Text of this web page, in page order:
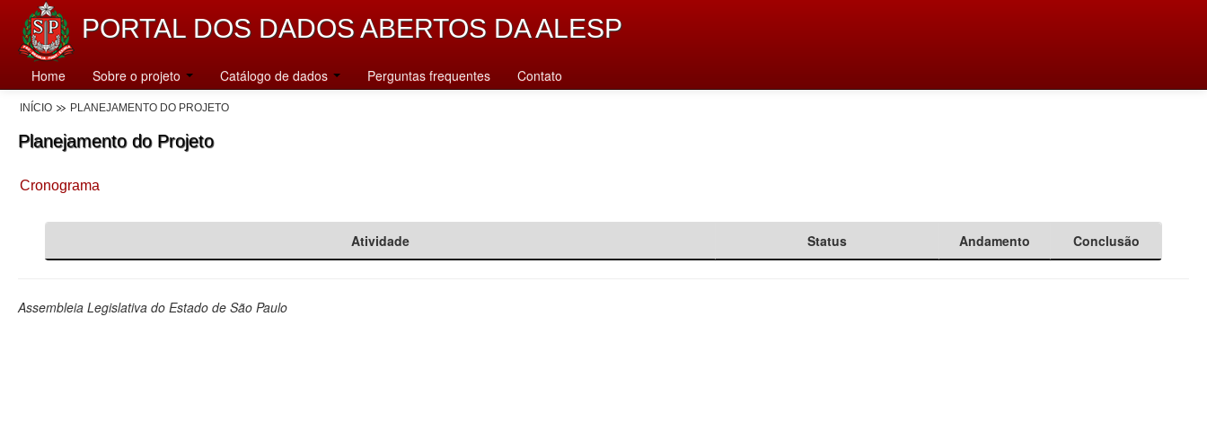
PORTAL DOS DADOS ABERTOS DA ALESP
Home Sobre o projeto Catálogo de dados Perguntas frequentes Contato
INÍCIO PLANEJAMENTO DO PROJETO
Planejamento do Projeto
Cronograma
Atividade Status Andamento Conclusão
Assembleia Legislativa do Estado de São Paulo